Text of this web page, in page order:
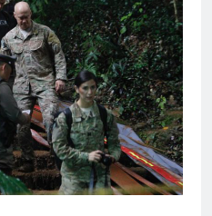
Libre
Crucero en México te
lleva a lugares
paranormales con
binoculares de visión
nocturna y reuniones de
secuestrados
7 Años Atrás
La Inteligencia Artificial
deepfake de Samsung
fabrica un clip de
movimiento desde una
sola foto
7 Años Atrás